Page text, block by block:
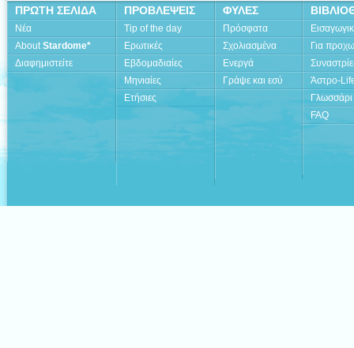
ΠΡΩΤΗ ΣΕΛΙΔΑ
Νέα
AboutStardome*
Διαφημιστείτε
ΠΡΟΒΛΕΨΕΙΣ
Tip of the day
Ερωτικές
Εβδομαδιαίες
Μηνιαίες
Ετήσιες
ΦΥΛΕΣ
Πρόσφατα
Σχολιασμένα
Ενεργά
Γράψε και εσύ
Για
Άστρο-
Γλωσσάρι
FAQ